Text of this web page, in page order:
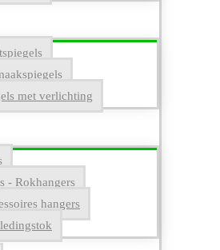
met verlichting
- Rokhangers
hangers